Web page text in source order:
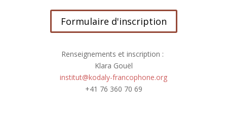
Formulaire d'inscription
Renseignements et inscription :
Klara Gouël
institut@kodaly-francophone.org
+41 76 360 70 69